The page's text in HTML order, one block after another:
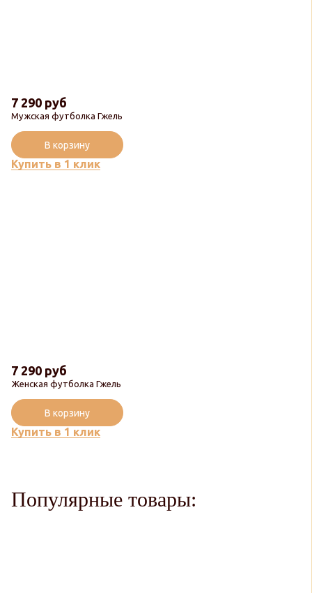
Мужская футболка Гжель
7 290 руб
Купить в 1 клик
В корзину
Женская футболка Гжель
7 290 руб
Купить в 1 клик
В корзину
Популярные товары: